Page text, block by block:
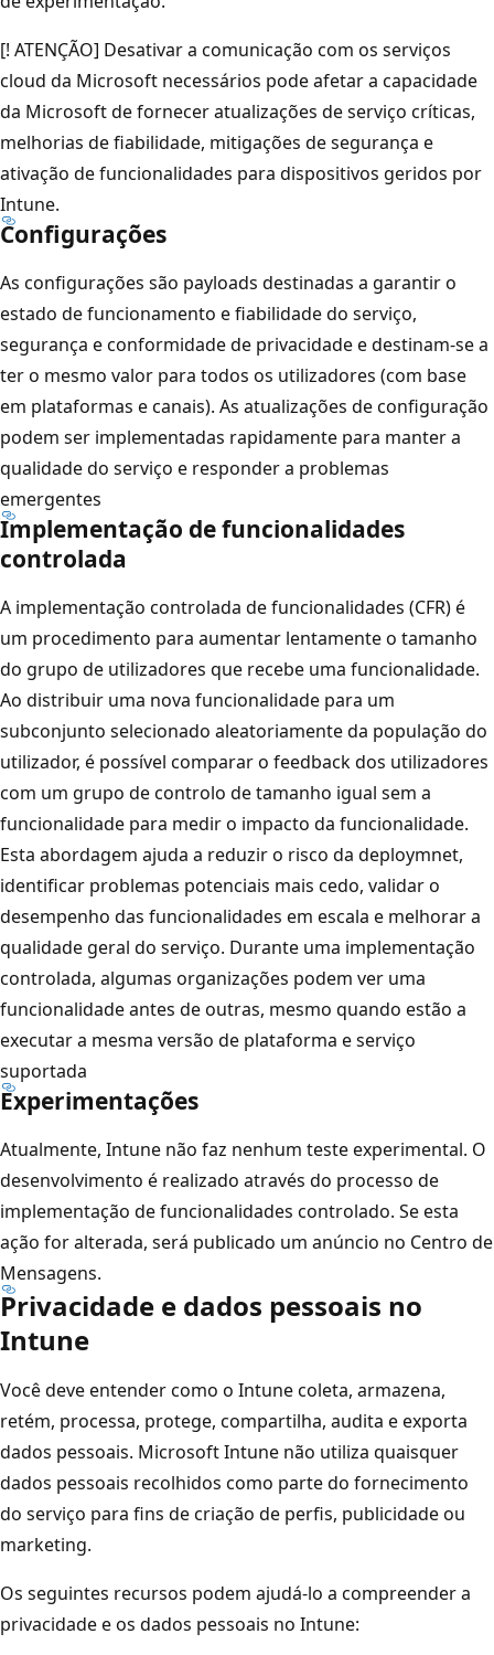
[! ATENÇÃO] Desativar a comunicação com os serviços
cloud da Microsoft necessários pode afetar a capacidade
da Microsoft de fornecer atualizações de serviço críticas,
melhorias de fiabilidade, mitigações de segurança e
ativação de funcionalidades para dispositivos geridos por
Intune.
Configurações
As configurações são payloads destinadas a garantir o
estado de funcionamento e fiabilidade do serviço,
segurança e conformidade de privacidade e destinam-se a
ter o mesmo valor para todos os utilizadores (com base
em plataformas e canais). As atualizações de configuração
podem ser implementadas rapidamente para manter a
qualidade do serviço e responder a problemas
emergentes
Implementação de funcionalidades
controlada
A implementação controlada de funcionalidades (CFR) é
um procedimento para aumentar lentamente o tamanho
do grupo de utilizadores que recebe uma funcionalidade.
Ao distribuir uma nova funcionalidade para um
subconjunto selecionado aleatoriamente da população do
utilizador, é possível comparar o feedback dos utilizadores
com um grupo de controlo de tamanho igual sem a
funcionalidade para medir o impacto da funcionalidade.
Esta abordagem ajuda a reduzir o risco da deploymnet,
identificar problemas potenciais mais cedo, validar o
desempenho das funcionalidades em escala e melhorar a
qualidade geral do serviço. Durante uma implementação
controlada, algumas organizações podem ver uma
funcionalidade antes de outras, mesmo quando estão a
executar a mesma versão de plataforma e serviço
suportada
Experimentações
Atualmente, Intune não faz nenhum teste experimental. O
desenvolvimento é realizado através do processo de
implementação de funcionalidades controlado. Se esta
ação for alterada, será publicado um anúncio no Centro de
Mensagens.
Privacidade e dados pessoais no
Intune
Você deve entender como o Intune coleta, armazena,
retém, processa, protege, compartilha, audita e exporta
dados pessoais. Microsoft Intune não utiliza quaisquer
dados pessoais recolhidos como parte do fornecimento
do serviço para fins de criação de perfis, publicidade ou
marketing.
Os seguintes recursos podem ajudá-lo a compreender a
privacidade e os dados pessoais no Intune: